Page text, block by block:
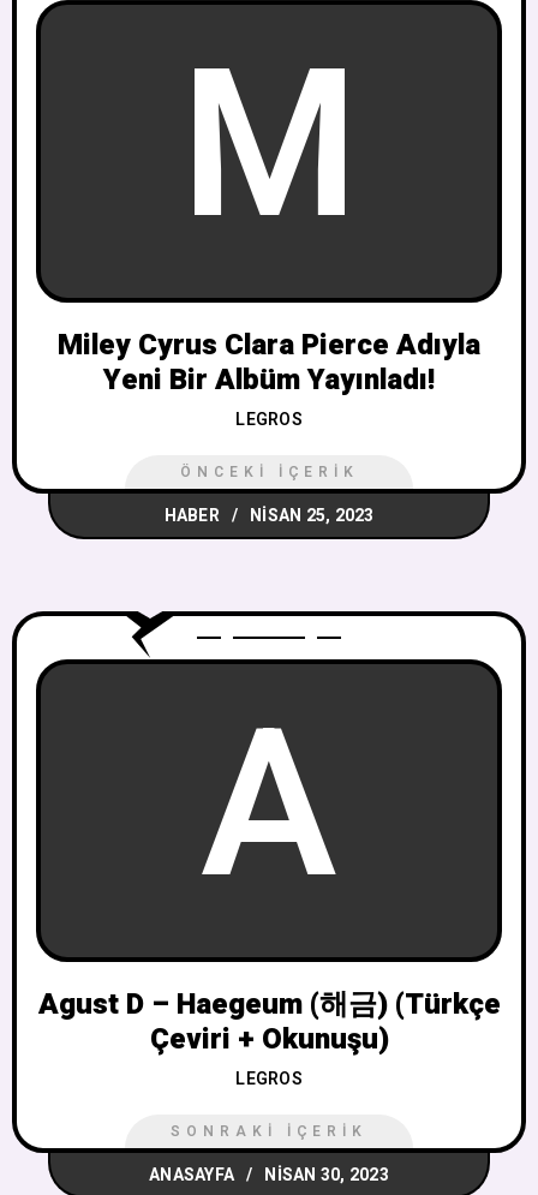
M
Miley Cyrus Clara Pierce Adıyla
Yeni Bir Albüm Yayınladı!
LEGROS
ÖNCEKI İÇERIK
HABER NISAN 25, 2023
A
Agust D – Haegeum (해금) (Türkçe
Çeviri + Okunuşu)
LEGROS
SONRAKI İÇERIK
ANASAYFA NISAN 30, 2023